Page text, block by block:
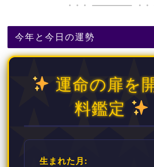
今年と今日の運勢
運命の扉を
料鑑定
生まれた月: